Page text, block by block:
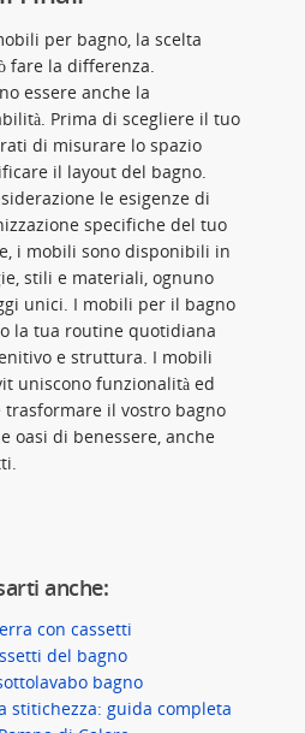
per bagno, la scelta
fare la differenza.
essere anche la
Prima di scegliere il tuo
di misurare lo spazio
il layout del bagno.
le esigenze di
specifiche del tuo
i mobili sono disponibili in
stili e materiali, ognuno
unici. I mobili per il bagno
la tua routine quotidiana
e struttura. I mobili
uniscono funzionalità ed
trasformare il vostro bagno
oasi di benessere, anche
anche:
con cassetti
del bagno
bagno
stitichezza: guida completa